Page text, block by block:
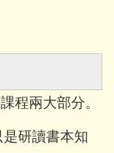
課程兩大部分。
是研讀書本知